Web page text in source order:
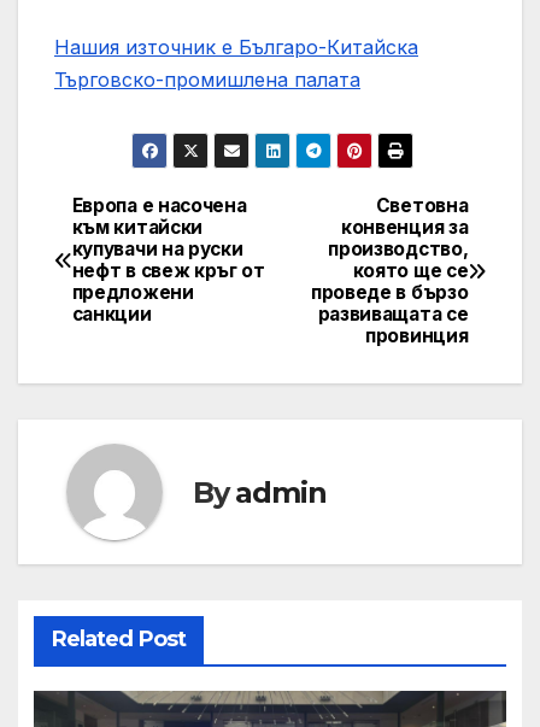
Нашия източник е Българо-Китайска
Търговско-промишлена палaта
Post
navigation
Световна
конвенция за
производство,
която ще се
проведе в бързо
развиващата се
провинция
Европа е насочена
към китайски
купувачи на руски
нефт в свеж кръг от
предложени
санкции
Byadmin
Related Post